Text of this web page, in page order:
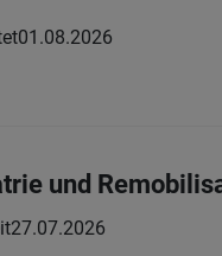
01.08.2026
und
27.07.2026